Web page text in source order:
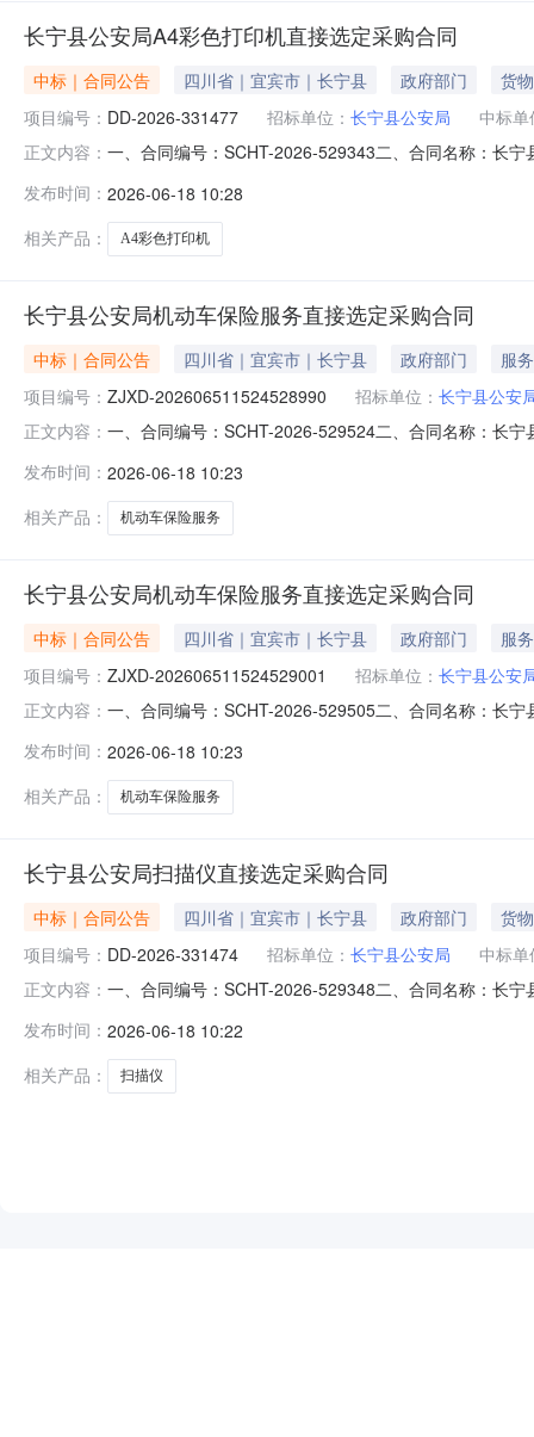
长宁县公安局A4彩色打印机直接选定采购合同
中标｜合同公告 四川省｜宜宾市｜长宁县 政府部门
货物
项目编号： DD-2026-331477 招标单位： 长宁县公安局
中标单
正文内容： 一、合同编号：SCHT-2026-529343二、合同名称：长
式：15283191522六、合同主要信息主要标的名称：
发布时间： 2026-06-18 10:28
相关产品：
A4彩色打印机
长宁县公安局机动车保险服务直接选定采购合同
中标｜合同公告 四川省｜宜宾市｜长宁县 政府部门
服务
项目编号： ZJXD-202606511524528990 招标单位： 长宁县公安
正文内容： 一、合同编号：SCHT-2026-529524二、合同名称：长
有限公司宜宾中心支公司地址：南岸街道联系方式：
发布时间： 2026-06-18 10:23
相关产品：
机动车保险服务
长宁县公安局机动车保险服务直接选定采购合同
中标｜合同公告 四川省｜宜宾市｜长宁县 政府部门
服务
项目编号： ZJXD-202606511524529001 招标单位： 长宁县公安
正文内容： 一、合同编号：SCHT-2026-529505二、合同名称：长
有限公司宜宾中心支公司地址：南岸街道联系方式：
发布时间： 2026-06-18 10:23
相关产品：
机动车保险服务
长宁县公安局扫描仪直接选定采购合同
中标｜合同公告 四川省｜宜宾市｜长宁县 政府部门
货物
项目编号： DD-2026-331474 招标单位： 长宁县公安局
中标单
正文内容： 一、合同编号：SCHT-2026-529348二、合同名称：长
15283191522六、合同主要信息主要标的名称：
发布时间： 2026-06-18 10:22
相关产品：
扫描仪